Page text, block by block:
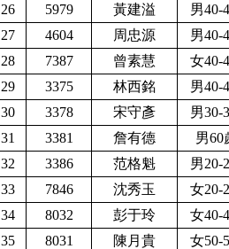
26
5979 黃建溢
男40-
27
4604 周忠源
男40-
28
7387 曾素慧
女40-
29
3375 林西銘
男40-
30
3378 宋守彥
男30-
31
3381 詹有德
男60
32
3386 范格魁
男20-
33
7846 沈秀玉
女20-
34
8032 彭于玲
女40-
35
8031 陳月貴
女50-